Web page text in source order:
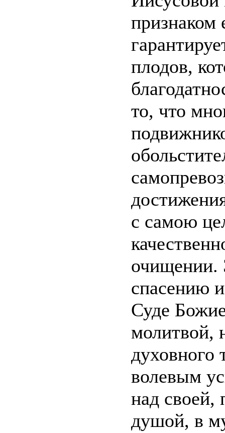
признаком
плодов,
то, что
с самою
очищении.
спасению
Суде
молитвой,
духовного
волевым
над своей,
душой, в